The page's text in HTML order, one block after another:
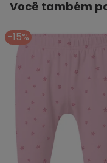
Você também
-15%